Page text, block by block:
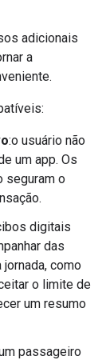
adicionais
a
:o usuário não
um app. Os
seguram o
digitais
das
como
o limite de
um resumo
passageiro